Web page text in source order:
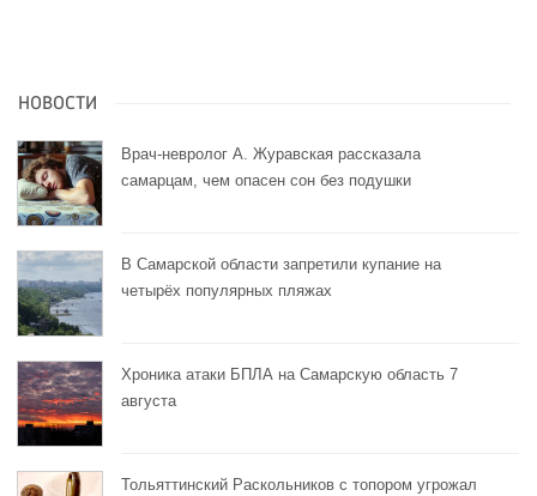
НОВОСТИ
Врач-невролог А. Журавская рассказала
самарцам, чем опасен сон без подушки
В Самарской области запретили купание на
четырёх популярных пляжах
Хроника атаки БПЛА на Самарскую область 7
августа
Тольяттинский Раскольников с топором угрожал